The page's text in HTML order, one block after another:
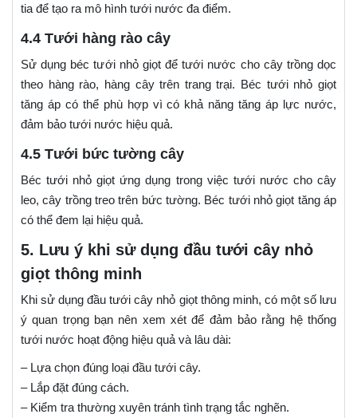
tia để tạo ra mô hình tưới nước đa điểm.
4.4 Tưới hàng rào cây
Sử dụng béc tưới nhỏ giọt để tưới nước cho cây trồng dọc
theo hàng rào, hàng cây trên trang trại. Béc tưới nhỏ giọt
tăng áp có thể phù hợp vì có khả năng tăng áp lực nước,
đảm bảo tưới nước hiệu quả.
4.5 Tưới bức tường cây
Béc tưới nhỏ giọt ứng dụng trong việc tưới nước cho cây
leo, cây trồng treo trên bức tường. Béc tưới nhỏ giọt tăng áp
có thể đem lại hiệu quả.
5. Lưu ý khi sử dụng đầu tưới cây nhỏ
giọt thông minh
Khi sử dụng đầu tưới cây nhỏ giọt thông minh, có một số lưu
ý quan trọng bạn nên xem xét để đảm bảo rằng hệ thống
tưới nước hoạt động hiệu quả và lâu dài:
– Lựa chọn đúng loại đầu tưới cây.
– Lắp đặt đúng cách.
– Kiểm tra thường xuyên tránh tình trạng tắc nghẽn.